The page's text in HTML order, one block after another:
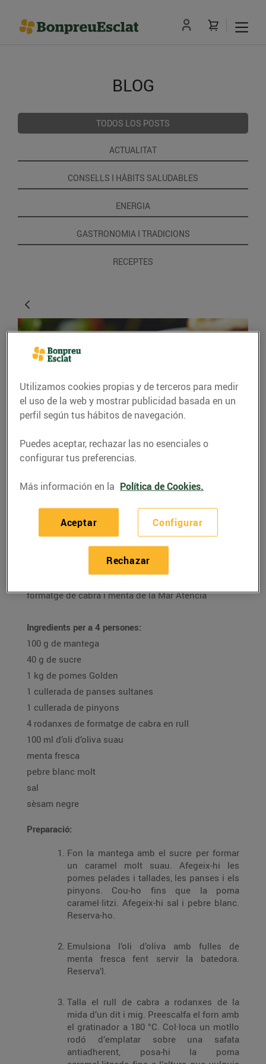
BLOG
TODOS LOS POSTS
ACTUALITAT
CONSELLS I HÀBITS SALUDABLES
ENERGIA
GASTRONOMIA I TRADICIONS
RECEPTES
RECETAS
Timbal de poma
caramel·litzada amb
formatge de cabra i
menta
formatge de cabra i menta de la Mar Atencia
Ingredients per a 4 persones:
100 g de mantega
40 g de sucre
1 kg de pomes Golden
1 cullerada de panses sultanes
1 cullerada de pinyons
4 rodanxes de formatge de cabra en rull
100 ml d’oli d’oliva suau
menta fresca
pebre blanc molt
sal
sèsam negre
Preparació:
Fon la mantega amb el sucre per formar
un caramel molt suau. Afegeix-hi les
pomes pelades i tallades, les panses i els
pinyons. Cou-ho fins que la poma
caramel·litzi. Afegeix-hi sal i pebre blanc.
Reserva-ho.
Emulsiona l’oli d’oliva amb fulles de
menta fresca fent servir la batedora.
Reserva’l.
Talla el rull de cabra a rodanxes de la
mida d’un dit i mig. Preescalfa el forn amb
el gratinador a 180 °C. Col·loca un motllo
rodó d’emplatar sobre una safata
antiadherent, posa-hi la poma
Utilizamos cookies propias y de terceros para medir
el uso de la web y mostrar publicidad basada en un
perfil según tus hábitos de navegación.
Puedes aceptar, rechazar las no esenciales o
configurar tus preferencias.
Más información en la Política de Cookies.
Configurar
Rechazar
Aceptar